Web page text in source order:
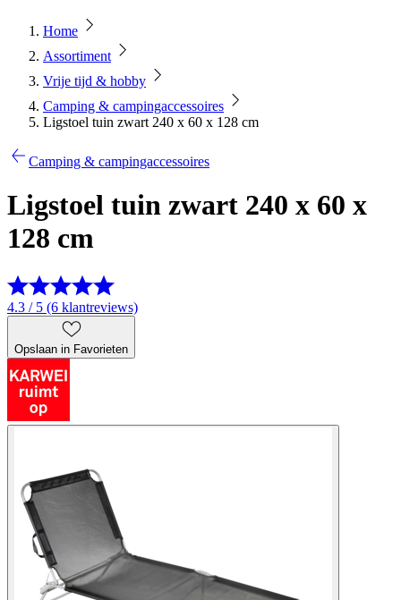
Home
Assortiment
Vrije tijd & hobby
Camping & campingaccessoires
Ligstoel tuin zwart 240 x 60 x 128 cm
Camping & campingaccessoires
Ligstoel tuin zwart 240 x 60 x
128 cm
4.3 / 5 (6 klantreviews)
Opslaan in Favorieten